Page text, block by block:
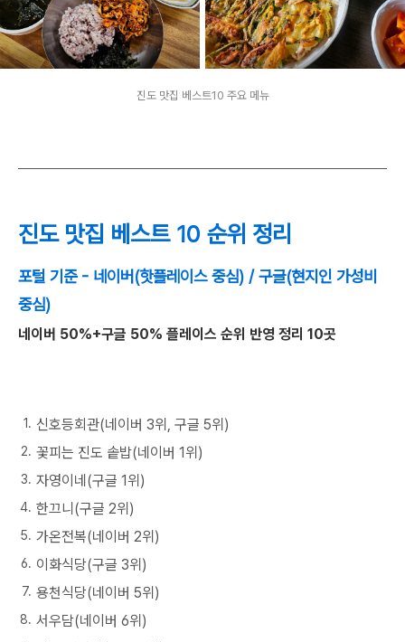
진도 맛집 베스트10 주요 메뉴
진도 맛집 베스트 10 순위 정리
포털 기준 - 네이버(핫플레이스 중심) / 구글(현지인 가성비
중심)
네이버 50%+구글 50% 플레이스 순위 반영 정리 10곳
신호등회관(네이버 3위, 구글 5위)
꽃피는 진도 솥밥(네이버 1위)
자영이네(구글 1위)
한끄니(구글 2위)
가온전복(네이버 2위)
이화식당(구글 3위)
용천식당(네이버 5위)
서우담(네이버 6위)